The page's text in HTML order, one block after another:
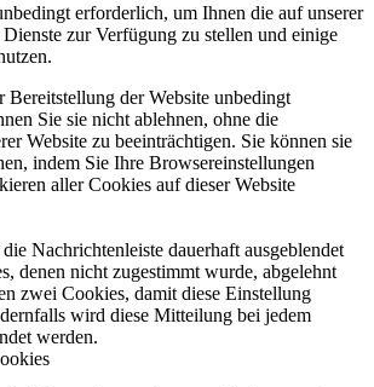
erforderlich, um Ihnen die auf unserer
zur Verfügung zu stellen und einige
Bereitstellung der Website unbedingt
Sie sie nicht ablehnen, ohne die
Website zu beeinträchtigen. Sie können sie
indem Sie Ihre Browsereinstellungen
aller Cookies auf dieser Website
Nachrichtenleiste dauerhaft ausgeblendet
denen nicht zugestimmt wurde, abgelehnt
zwei Cookies, damit diese Einstellung
wird diese Mitteilung bei jedem
werden.